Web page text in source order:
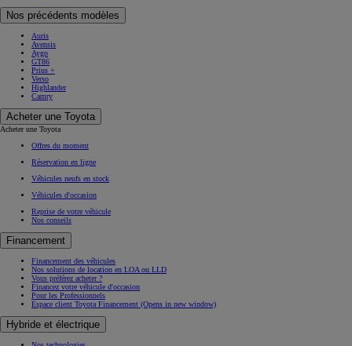
Nos précédents modèles
Auris
Avensis
Aygo
GT86
Prius +
Verso
Highlander
Camry
Acheter une Toyota
Acheter une Toyota
Offres du moment
Réservation en ligne
Véhicules neufs en stock
Véhicules d'occasion
Reprise de votre véhicule
Nos conseils
Financement
Financement des véhicules
Nos solutions de location en LOA ou LLD
Vous préférez acheter ?
Financez votre véhicule d'occasion
Pour les Professionnels
Espace client Toyota Financement (Opens in new window)
Hybride et électrique